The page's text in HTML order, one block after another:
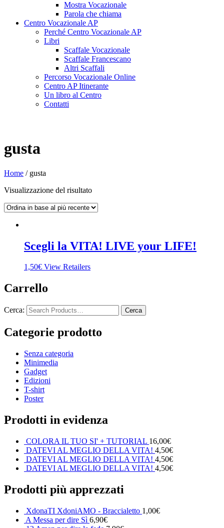
Mostra Vocazionale
Parola che chiama
Centro Vocazionale AP
Perché Centro Vocazionale AP
Libri
Scaffale Vocazionale
Scaffale Francescano
Altri Scaffali
Percorso Vocazionale Online
Centro AP Itinerante
Un libro al Centro
Contatti
gusta
Home / gusta
Visualizzazione del risultato
Scegli la VITA! LIVE your LIFE!
1,50€ View Retailers
Carrello
Cerca:
Categorie prodotto
Senza categoria
Minimedia
Gadget
Edizioni
T-shirt
Poster
Prodotti in evidenza
COLORA IL TUO SI' + TUTORIAL 16,00€
DATEVI AL MEGLIO DELLA VITA! 4,50€
DATEVI AL MEGLIO DELLA VITA! 4,50€
DATEVI AL MEGLIO DELLA VITA! 4,50€
Prodotti più apprezzati
XdonaTI XdoniAMO - Braccialetto 1,00€
A Messa per dire Sì 6,90€